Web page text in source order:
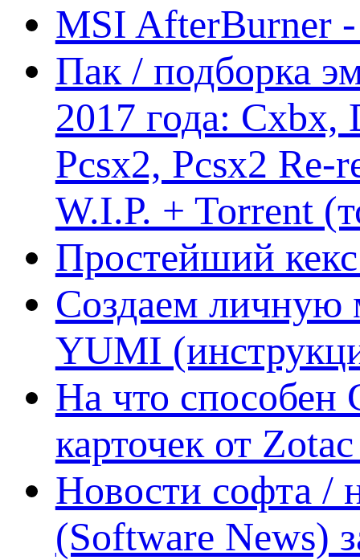
MSI AfterBurner
Пак / подборка
2017 года:
Pcsx2, Pcsx2
W.I.P. + Torrent
Простейший кекс
Создаем личную
YUMI
На что способен
карточек от
Новости софта /
(Software News)